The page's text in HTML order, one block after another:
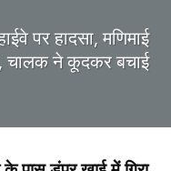
पर हादसा, मणिमाई
चालक ने कूदकर बचाई